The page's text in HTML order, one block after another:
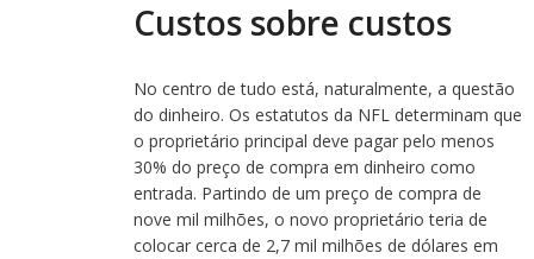
Custos sobre custos
No centro de tudo está, naturalmente, a questão
do dinheiro. Os estatutos da NFL determinam que
o proprietário principal deve pagar pelo menos
30% do preço de compra em dinheiro como
entrada. Partindo de um preço de compra de
nove mil milhões, o novo proprietário teria de
colocar cerca de 2,7 mil milhões de dólares em